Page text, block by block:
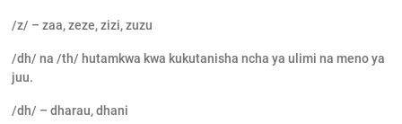
/z/ – zaa, zeze, zizi, zuzu
/dh/ na /th/ hutamkwa kwa kukutanisha ncha ya ulimi na meno ya
juu.
/dh/ – dharau, dhani